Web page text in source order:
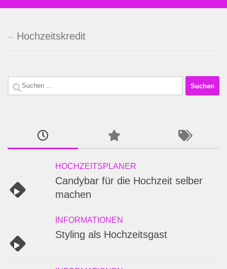
Hochzeitskredit
Suchen
HOCHZEITSPLANER
Candybar für die Hochzeit selber
machen
INFORMATIONEN
Styling als Hochzeitsgast